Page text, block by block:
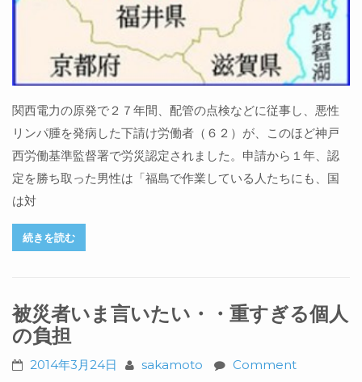
関西電力の原発で２７年間、配管の点検などに従事し、悪性
リンパ腫を発病した下請け労働者（６２）が、このほど神戸
西労働基準監督署で労災認定されました。申請から１年、認
定を勝ち取った男性は「福島で作業している人たちにも、国
は対
続きを読む
被災者いま言いたい・・重すぎる個人
の負担
2014年3月24日 sakamoto Comment